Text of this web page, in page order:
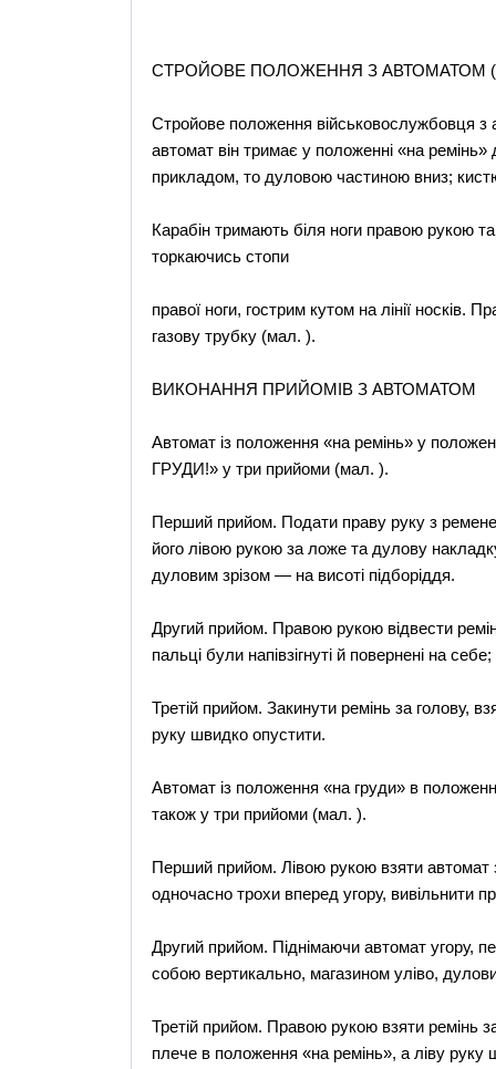
СТРОЙОВЕ ПОЛОЖЕННЯ З АВТОМАТОМ
Стройове положення військовослужбовця
автомат він тримає у положенні «на
прикладом, то дуловою частиною вниз;
Карабін тримають біля ноги правою рукою
торкаючись стопи
правої ноги, гострим кутом на лінії
газову трубку (мал. ).
ВИКОНАННЯ ПРИЙОМІВ З АВТОМАТОМ
Автомат із положення «на ремінь» у
ГРУДИ!» у три прийоми (мал. ).
Перший прийом. Подати праву руку з
його лівою рукою за ложе та дулову
дуловим зрізом — на висоті підборіддя.
Другий прийом. Правою рукою відвести
пальці були напівзігнуті й повернені на
Третій прийом. Закинути ремінь за голову,
руку швидко опустити.
Автомат із положення «на груди» в
також у три прийоми (мал. ).
Перший прийом. Лівою рукою взяти
одночасно трохи вперед угору, вивільнити
Другий прийом. Піднімаючи автомат угору,
собою вертикально, магазином уліво,
Третій прийом. Правою рукою взяти ремінь
плече в положення «на ремінь», а ліву